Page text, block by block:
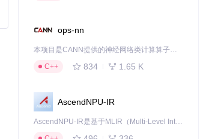
ops-nn
本项目是CANN提供的神经网络类计算算子库，实现网络在NPU上加速计算。
C++
834 1.65 K
AscendNPU-IR
AscendNPU-IR是基于MLIR（Multi-Level Intermediate Representation）构建的，面向昇腾亲和算子编译时使用的中间表示，提供昇腾完备表达能力，通过编译优化提升昇腾AI处理器计算效率，支持通过生态框架使能昇腾AI处理器与深度调优